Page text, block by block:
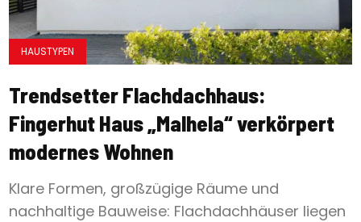
HAUSTYPEN
Trendsetter Flachdachhaus:
Fingerhut Haus „Malhela“ verkörpert
modernes Wohnen
Klare Formen, großzügige Räume und
nachhaltige Bauweise: Flachdachhäuser liegen